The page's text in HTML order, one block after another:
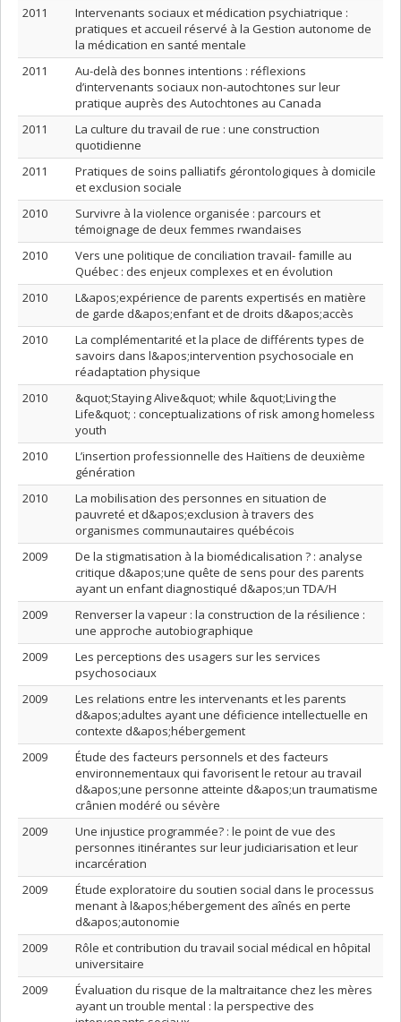
2011
Intervenants sociaux et médication psychiatrique :
pratiques et accueil réservé à la Gestion autonome de
la médication en santé mentale
2011
Au-delà des bonnes intentions : réflexions
d’intervenants sociaux non-autochtones sur leur
pratique auprès des Autochtones au Canada
2011
La culture du travail de rue : une construction
quotidienne
2011
Pratiques de soins palliatifs gérontologiques à domicile
et exclusion sociale
2010
Survivre à la violence organisée : parcours et
témoignage de deux femmes rwandaises
2010
Vers une politique de conciliation travail- famille au
Québec : des enjeux complexes et en évolution
2010
L&apos;expérience de parents expertisés en matière
de garde d&apos;enfant et de droits d&apos;accès
2010
La complémentarité et la place de différents types de
savoirs dans l&apos;intervention psychosociale en
réadaptation physique
2010
&quot;Staying Alive&quot; while &quot;Living the
Life&quot; : conceptualizations of risk among homeless
youth
2010
L’insertion professionnelle des Haïtiens de deuxième
génération
2010
La mobilisation des personnes en situation de
pauvreté et d&apos;exclusion à travers des
organismes communautaires québécois
2009
De la stigmatisation à la biomédicalisation ? : analyse
critique d&apos;une quête de sens pour des parents
ayant un enfant diagnostiqué d&apos;un TDA/H
2009
Renverser la vapeur : la construction de la résilience :
une approche autobiographique
2009
Les perceptions des usagers sur les services
psychosociaux
2009
Les relations entre les intervenants et les parents
d&apos;adultes ayant une déficience intellectuelle en
contexte d&apos;hébergement
2009
Étude des facteurs personnels et des facteurs
environnementaux qui favorisent le retour au travail
d&apos;une personne atteinte d&apos;un traumatisme
crânien modéré ou sévère
2009
Une injustice programmée? : le point de vue des
personnes itinérantes sur leur judiciarisation et leur
incarcération
2009
Étude exploratoire du soutien social dans le processus
menant à l&apos;hébergement des aînés en perte
d&apos;autonomie
2009
Rôle et contribution du travail social médical en hôpital
universitaire
2009
Évaluation du risque de la maltraitance chez les mères
ayant un trouble mental : la perspective des